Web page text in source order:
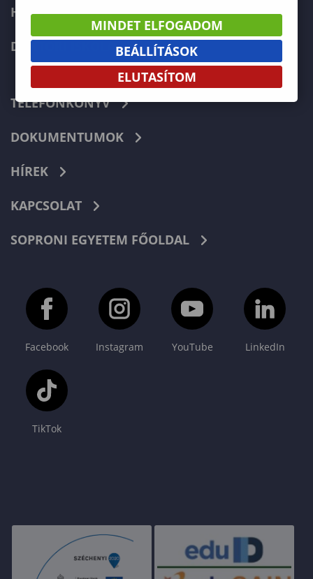
HALLGATÓKNAK
DOKTORI ISKOLA
TELEFONKÖNYV
DOKUMENTUMOK
HÍREK
KAPCSOLAT
SOPRONI EGYETEM FŐOLDAL
Facebook Instagram YouTube LinkedIn
TikTok
MINDET ELFOGADOM
BEÁLLÍTÁSOK
ELUTASÍTOM